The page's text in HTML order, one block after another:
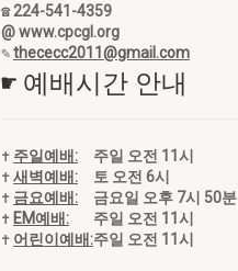
☎ 224-541-4359
@ www.cpcgl.org
✎thececc2011@gmail.com
☛ 예배시간 안내
✝ 주일예배:
주일 오전 11시
✝새벽예배:
토 오전 6시
✝ 금요예배:
금요일 오후 7시 50분
✝ EM예배:
주일 오전 11시
✝ 어린이예배:주일 오전 11시